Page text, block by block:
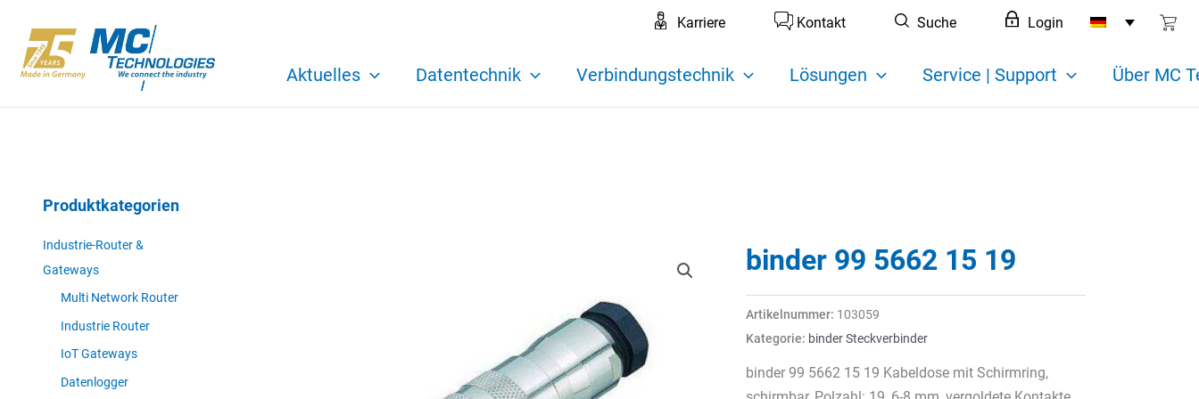
Inhalt
springen
Karriere Kontakt Suche Login
Aktuelles Datentechnik Verbindungstechnik Lösungen Service | Support Über MC
Produktkategorien
Industrie-Router &
Gateways
Multi Network Router
Industrie Router
IoT Gateways
Datenlogger
binder 99 5662 15 19
Artikelnummer: 103059
Kategorie: binder Steckverbinder
binder 99 5662 15 19 Kabeldose mit Schirmring,